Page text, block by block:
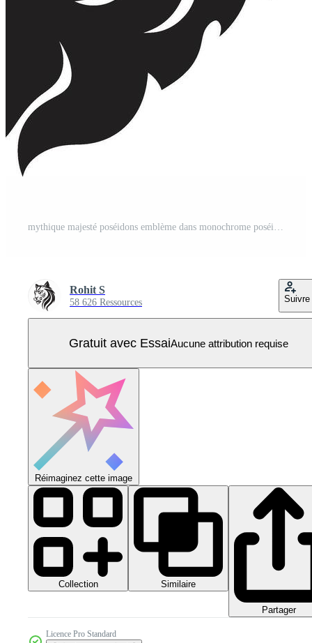
mythique majesté poséidons emblème dans monochrome poséidons crête ic noir dévoilé dans 80 mots Vecteur Pro
Rohit S
58 626 Ressources Suivre
Gratuit avec EssaiAucune attribution requise
Réimaginez cette image
Collection Similaire
Partager
Licence Pro Standard